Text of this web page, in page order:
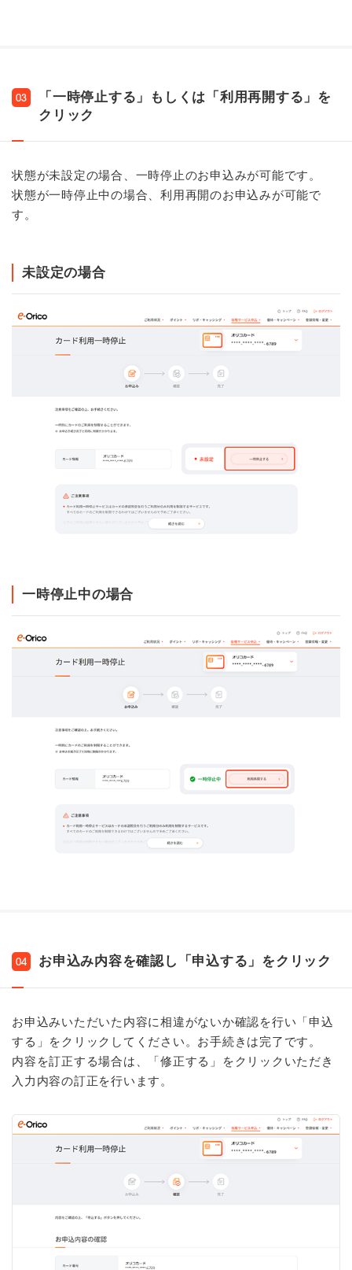
03
「一時停止する」もしくは「利用再開する」を
クリック
状態が未設定の場合、一時停止のお申込みが可能です。
状態が一時停止中の場合、利用再開のお申込みが可能で
す。
未設定の場合
一時停止中の場合
04 お申込み内容を確認し「申込する」をクリック
お申込みいただいた内容に相違がないか確認を行い「申込
する」をクリックしてください。お手続きは完了です。
内容を訂正する場合は、「修正する」をクリックいただき
入力内容の訂正を行います。